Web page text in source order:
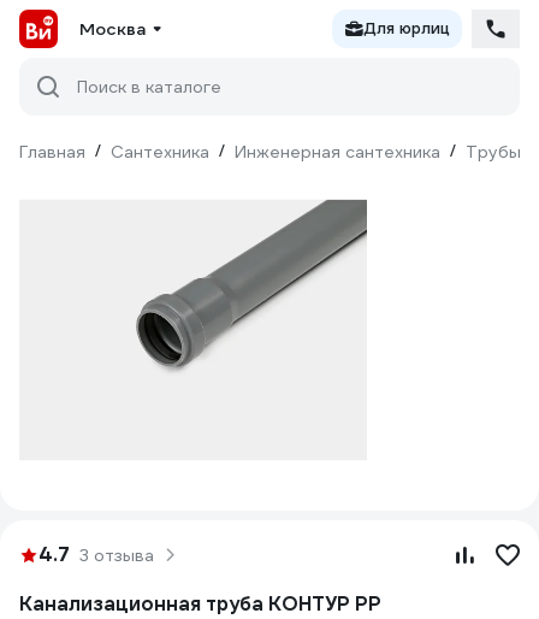
Москва Для юрлиц
Поиск в каталоге
Главная / Сантехника / Инженерная сантехника / Трубы
4.7 3 отзыва
Канализационная труба КОНТУР РР